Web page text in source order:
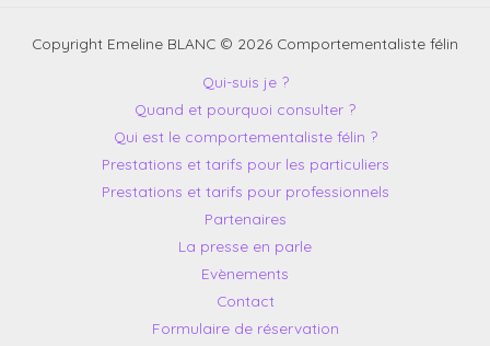
Copyright Emeline BLANC © 2026 Comportementaliste félin
Qui-suis je ?
Quand et pourquoi consulter ?
Qui est le comportementaliste félin ?
Prestations et tarifs pour les particuliers
Prestations et tarifs pour professionnels
Partenaires
La presse en parle
Evènements
Contact
Formulaire de réservation